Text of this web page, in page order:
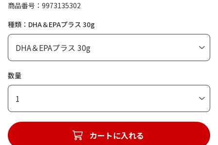
商品番号
9973135302
種類：DHA＆EPAプラス 30g
数量
1
カートに入れる